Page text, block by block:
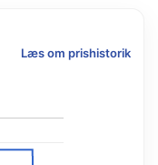
Læs om prishistorik